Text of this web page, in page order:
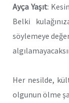
Ayça Yaşıt:
Belki
söylemeye
Her nesilde,
olgunun ölme